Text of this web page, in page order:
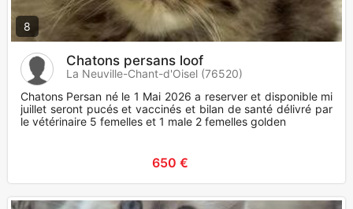
8
Chatons persans loof
La Neuville-Chant-d'Oisel (76520)
Chatons Persan né le 1 Mai 2026 a reserver et disponible mi
juillet seront pucés et vaccinés et bilan de santé délivré par
le vétérinaire 5 femelles et 1 male 2 femelles golden
650 €